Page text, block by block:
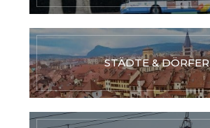
STÄDTE & DÖRFER